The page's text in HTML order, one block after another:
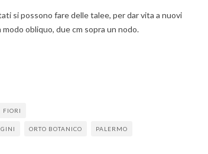
si possono fare delle talee, per dar vita a nuovi
obliquo, due cm sopra un nodo.
FIORI
ORTO BOTANICO PALERMO